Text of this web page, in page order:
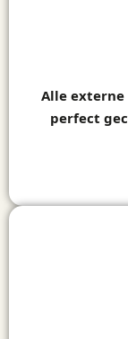
Alle externe
perfect